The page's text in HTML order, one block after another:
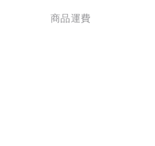
商品運費